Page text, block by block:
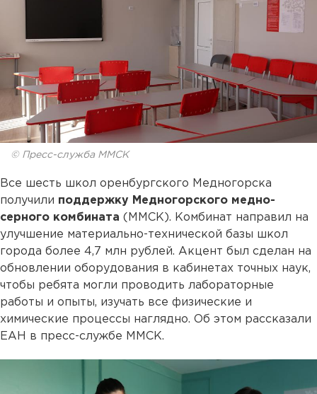
© Пресс-служба ММСК
Все шесть школ оренбургского Медногорска
получили поддержку Медногорского медно-
серного комбината (ММСК). Комбинат направил на
улучшение материально-технической базы школ
города более 4,7 млн рублей. Акцент был сделан на
обновлении оборудования в кабинетах точных наук,
чтобы ребята могли проводить лабораторные
работы и опыты, изучать все физические и
химические процессы наглядно. Об этом рассказали
ЕАН в пресс-службе ММСК.